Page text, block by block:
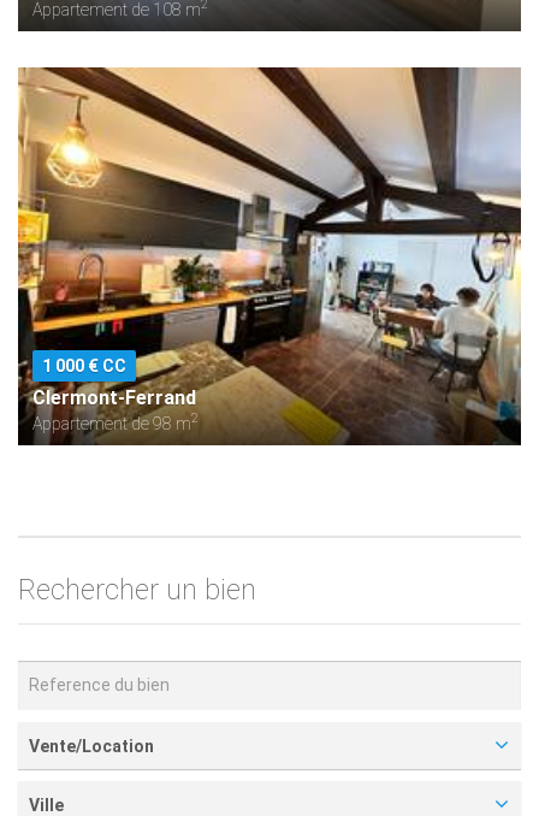
Appartement de 108 m2
1 000 € CC
Clermont-Ferrand
Appartement de 98 m2
Rechercher un bien
Vente/Location
Ville